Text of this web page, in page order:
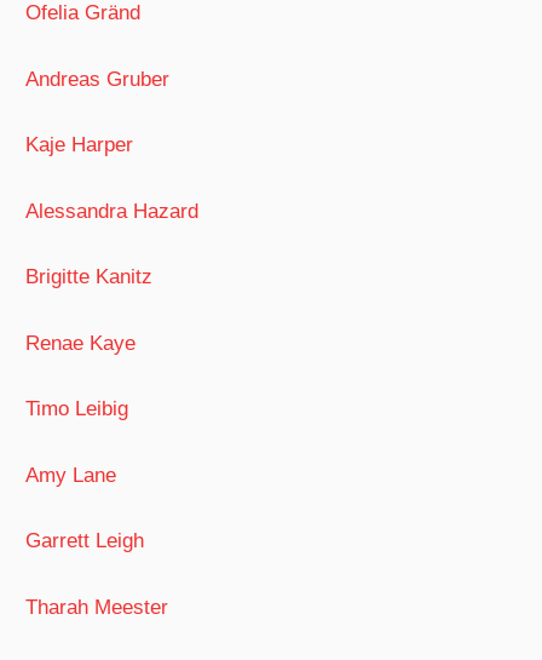
Ofelia Gränd
Andreas Gruber
Kaje Harper
Alessandra Hazard
Brigitte Kanitz
Renae Kaye
Timo Leibig
Amy Lane
Garrett Leigh
Tharah Meester